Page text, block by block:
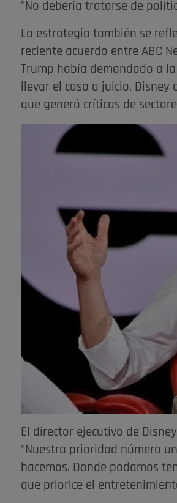
"No debería tratarse de
La estrategia también se
reciente acuerdo entre ABC
Trump había demandado a
llevar el caso a juicio,
que generó críticas de
El director ejecutivo de
"Nuestra prioridad número
hacemos. Donde podamos
que priorice el